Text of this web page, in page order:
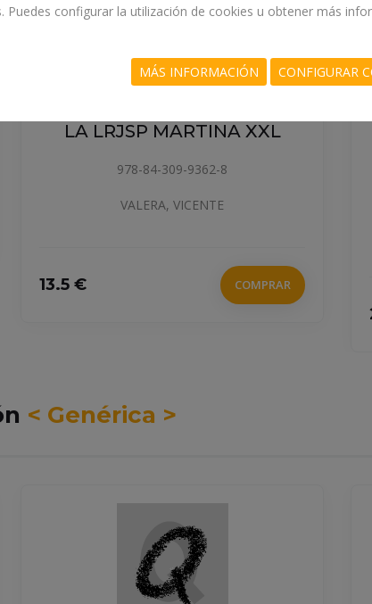
LA LRJSP MARTINA XXL
978-84-309-9362-8
VALERA, VICENTE
13.5 € COMPRAR
< Genérica >
Puedes configurar la utilización de cookies u obtener más
MÁS INFORMACIÓN CONFIGURAR